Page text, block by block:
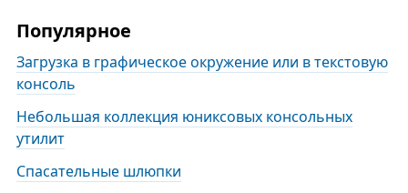
Популярное
Загрузка в графическое окружение или в текстовую
консоль
Небольшая коллекция юниксовых консольных
утилит
Спасательные шлюпки